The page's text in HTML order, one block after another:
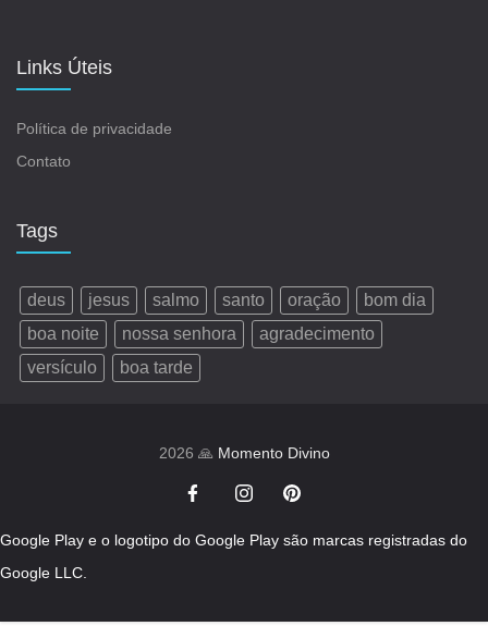
Links Úteis
Política de privacidade
Contato
Tags
deus jesus salmo santo oração
bom dia
boa noite
nossa senhora
agradecimento
versículo
boa tarde
2026 🙏 Momento Divino
Google Play e o logotipo do Google Play são marcas registradas do
Google LLC.